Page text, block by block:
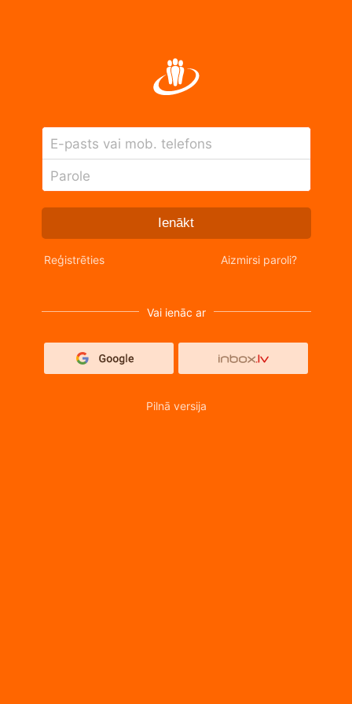
E-pasts vai mob. telefons
Parole
Ienākt
Reģistrēties Aizmirsi paroli?
Vai ienāc ar
Pilnā versija